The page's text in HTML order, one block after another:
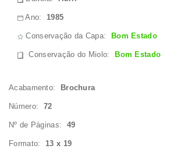
Ano:1985
Conservação da Capa: Bom Estado
Conservação do Miolo: Bom Estado
Acabamento: Brochura
Número: 72
Nº de Páginas: 49
Formato: 13 x 19